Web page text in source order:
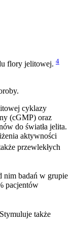
flory jelitowej. 4
cyklazy
(cGMP) oraz
do światła jelita.
aktywności
przewlekłych
nim badań w grupie
pacjentów
także